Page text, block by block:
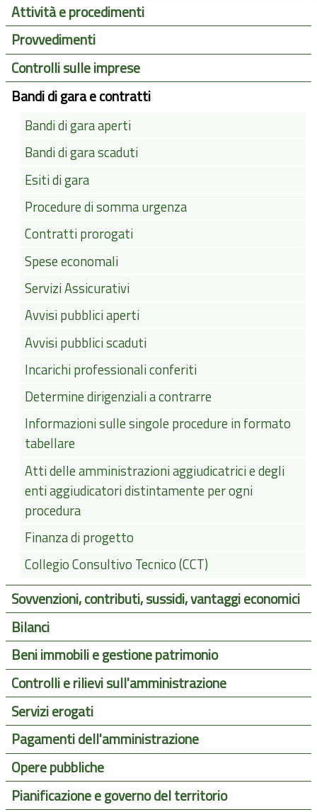
Attività e procedimenti
Provvedimenti
Controlli sulle imprese
Bandi di gara e contratti
Bandi di gara aperti
Bandi di gara scaduti
Esiti di gara
Procedure di somma urgenza
Contratti prorogati
Spese economali
Servizi Assicurativi
Avvisi pubblici aperti
Avvisi pubblici scaduti
Incarichi professionali conferiti
Determine dirigenziali a contrarre
Informazioni sulle singole procedure in formato
tabellare
Atti delle amministrazioni aggiudicatrici e degli
enti aggiudicatori distintamente per ogni
procedura
Finanza di progetto
Collegio Consultivo Tecnico (CCT)
Sovvenzioni, contributi, sussidi, vantaggi economici
Bilanci
Beni immobili e gestione patrimonio
Controlli e rilievi sull'amministrazione
Servizi erogati
Pagamenti dell'amministrazione
Opere pubbliche
Pianificazione e governo del territorio